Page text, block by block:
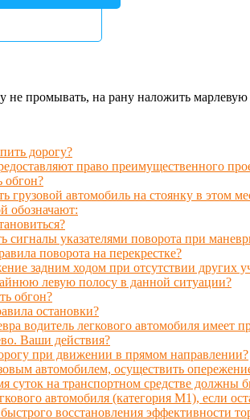
не промывать, на рану наложить
дорогу?
право преимущественного
обгон?
автомобиль на стоянку в этом
обозначают:
сигналы указателями поворота при
поворота на перекрестке?
задним ходом при отсутствии других
левую полосу в данной ситуации?
обгон?
остановки?
водитель легкового автомобиля имеет
Ваши действия?
при движении в прямом направлении?
автомобилем, осуществить
суток на транспортном средстве должны
автомобиля (категория М1), если
восстановления эффективности